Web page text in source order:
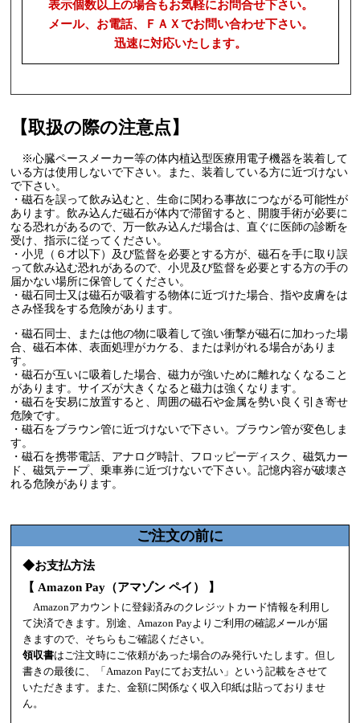
表示個数以上の場合もお気軽にお問合せ下さい。
メール、お電話、ＦＡＸでお問い合わせ下さい。
迅速に対応いたします。
【取扱の際の注意点】
※心臓ペースメーカー等の体内植込型医療用電子機器を装着して
いる方は使用しないで下さい。また、装着している方に近づけない
で下さい。
・磁石を誤って飲み込むと、生命に関わる事故につながる可能性が
あります。飲み込んだ磁石が体内で滞留すると、開腹手術が必要に
なる恐れがあるので、万一飲み込んだ場合は、直ぐに医師の診断を
受け、指示に従ってください。
・小児（６才以下）及び監督を必要とする方が、磁石を手に取り誤
って飲み込む恐れがあるので、小児及び監督を必要とする方の手の
届かない場所に保管してください。
・磁石同士又は磁石が吸着する物体に近づけた場合、指や皮膚をは
さみ怪我をする危険があります。
・磁石同士、または他の物に吸着して強い衝撃が磁石に加わった場
合、磁石本体、表面処理がカケる、または剥がれる場合がありま
す。
・磁石が互いに吸着した場合、磁力が強いために離れなくなること
があります。サイズが大きくなると磁力は強くなります。
・磁石を安易に放置すると、周囲の磁石や金属を勢い良く引き寄せ
危険です。
・磁石をブラウン管に近づけないで下さい。ブラウン管が変色しま
す。
・磁石を携帯電話、アナログ時計、フロッピーディスク、磁気カー
ド、磁気テープ、乗車券に近づけないで下さい。記憶内容が破壊さ
れる危険があります。
ご注文の前に
◆お支払方法
【 Amazon Pay（アマゾン ペイ） 】
Amazonアカウントに登録済みのクレジットカード情報を利用し
て決済できます。別途、Amazon Payよりご利用の確認メールが届
きますので、そちらもご確認ください。
領収書はご注文時にご依頼があった場合のみ発行いたします。但し
書きの最後に、「Amazon Payにてお支払い」という記載をさせて
いただきます。また、金額に関係なく収入印紙は貼っておりませ
ん。